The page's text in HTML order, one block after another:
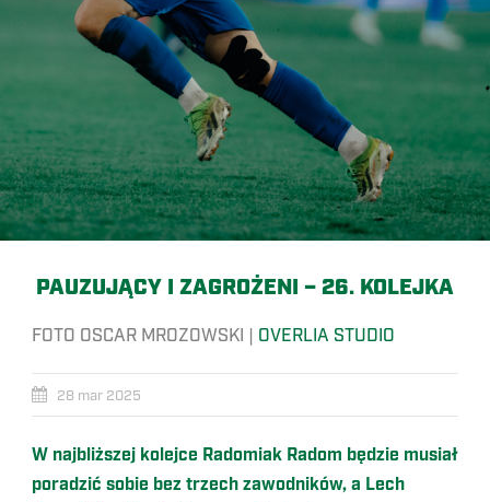
PAUZUJĄCY I ZAGROŻENI – 26. KOLEJKA
FOTO OSCAR MROZOWSKI | OVERLIA STUDIO
28 mar 2025
W najbliższej kolejce Radomiak Radom będzie musiał
poradzić sobie bez trzech zawodników, a Lech